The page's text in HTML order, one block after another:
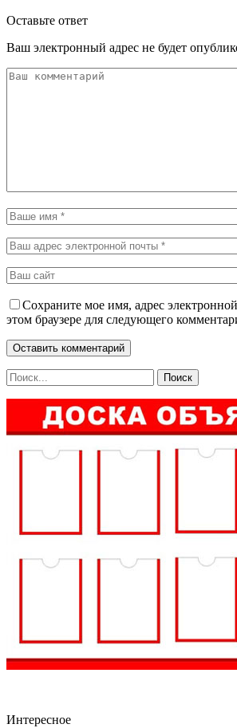
Оставьте ответ
Ваш электронный адрес не будет
Сохраните мое имя, адрес
этом браузере для следующего
Интересное